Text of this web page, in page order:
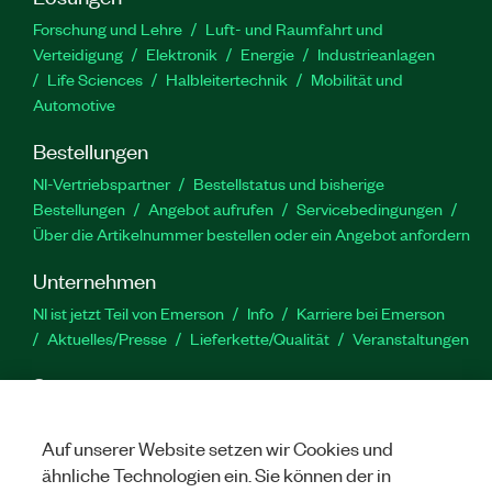
durchführen.
Artikelnummer(n):787634-35
Forschung und Lehre
Luft- und Raumfahrt und
Verteidigung
Elektronik Energie
Industrieanlagen
Life Sciences
Halbleitertechnik
Mobilität und
Automotive
Bestellungen
NI-Vertriebspartner
Bestellstatus und bisherige
Bestellungen
Angebot aufrufen
Servicebedingungen
Über die Artikelnummer bestellen oder ein Angebot anfordern
Unternehmen
NI ist jetzt Teil von Emerson Info
Karriere bei Emerson
Aktuelles/Presse
Lieferkette/Qualität Veranstaltungen
Support
Produktaktivierung
Serviceanfrage stellen
Feedback
zur Website
Auf unserer Website setzen wir Cookies und
ähnliche Technologien ein. Sie können der in